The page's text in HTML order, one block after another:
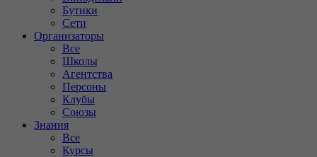
Бутики
Сети
Организаторы
Все
Школы
Агентства
Персоны
Клубы
Союзы
Знания
Все
Курсы